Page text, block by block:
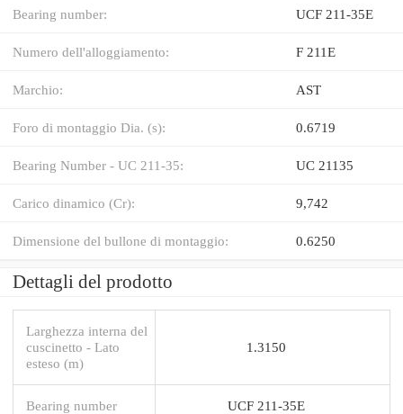
Bearing number: UCF 211-35E
Numero dell'alloggiamento: F 211E
Marchio: AST
Foro di montaggio Dia. (s): 0.6719
Bearing Number - UC 211-35: UC 21135
Carico dinamico (Cr): 9,742
Dimensione del bullone di montaggio: 0.6250
Dettagli del prodotto
Larghezza interna del
cuscinetto - Lato
esteso (m)
1.3150
Bearing number UCF 211-35E